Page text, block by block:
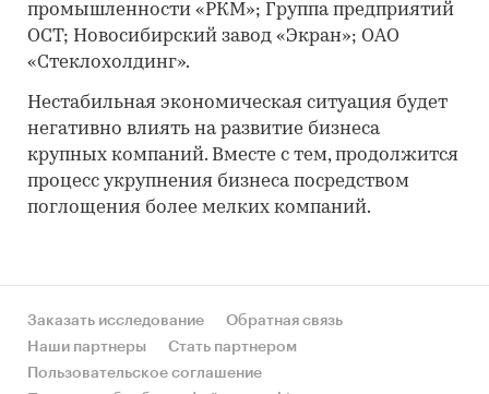
промышленности «РКМ»; Группа предприятий
ОСТ; Новосибирский завод «Экран»; ОАО
«Стеклохолдинг».
Нестабильная экономическая ситуация будет
негативно влиять на развитие бизнеса
крупных компаний. Вместе с тем, продолжится
процесс укрупнения бизнеса посредством
поглощения более мелких компаний.
Заказать исследование
Обратная связь
Наши партнеры
Стать партнером
Пользовательское соглашение